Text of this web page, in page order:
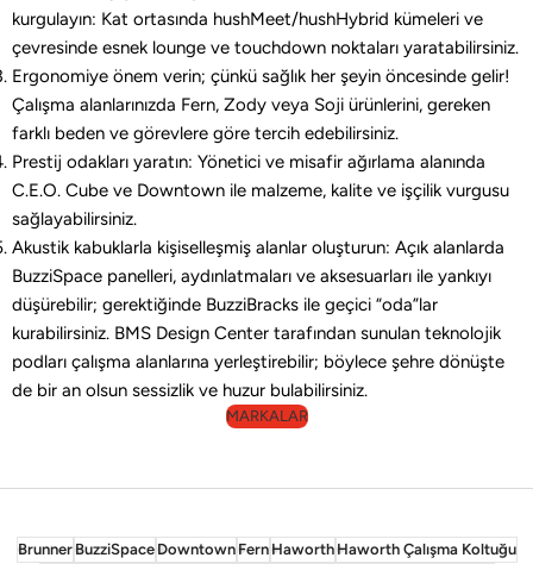
kurgulayın: Kat ortasında hushMeet/hushHybrid kümeleri ve
çevresinde esnek lounge ve touchdown noktaları yaratabilirsiniz.
Ergonomiye önem verin; çünkü sağlık her şeyin öncesinde gelir!
Çalışma alanlarınızda Fern, Zody veya Soji ürünlerini, gereken
farklı beden ve görevlere göre tercih edebilirsiniz.
Prestij odakları yaratın: Yönetici ve misafir ağırlama alanında
C.E.O. Cube ve Downtown ile malzeme, kalite ve işçilik vurgusu
sağlayabilirsiniz.
Akustik kabuklarla kişiselleşmiş alanlar oluşturun: Açık alanlarda
BuzziSpace panelleri, aydınlatmaları ve aksesuarları ile yankıyı
düşürebilir; gerektiğinde BuzziBracks ile geçici “oda”lar
kurabilirsiniz. BMS Design Center tarafından sunulan teknolojik
podları çalışma alanlarına yerleştirebilir; böylece şehre dönüşte
de bir an olsun sessizlik ve huzur bulabilirsiniz.
MARKALAR
BrunnerBuzziSpaceDowntownFernHaworthHaworth Çalışma Koltuğu